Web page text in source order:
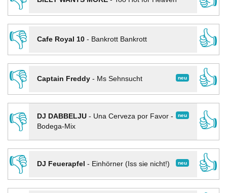
👎
Cafe Royal 10- Bankrott Bankrott
👍
👎
neu
Captain Freddy- Ms Sehnsucht
👍
👎
neu
DJ DABBELJU- Una Cerveza por Favor -
Bodega-Mix
👍
👎
neu
DJ Feuerapfel - Einhörner (Iss sie nicht!)
👍